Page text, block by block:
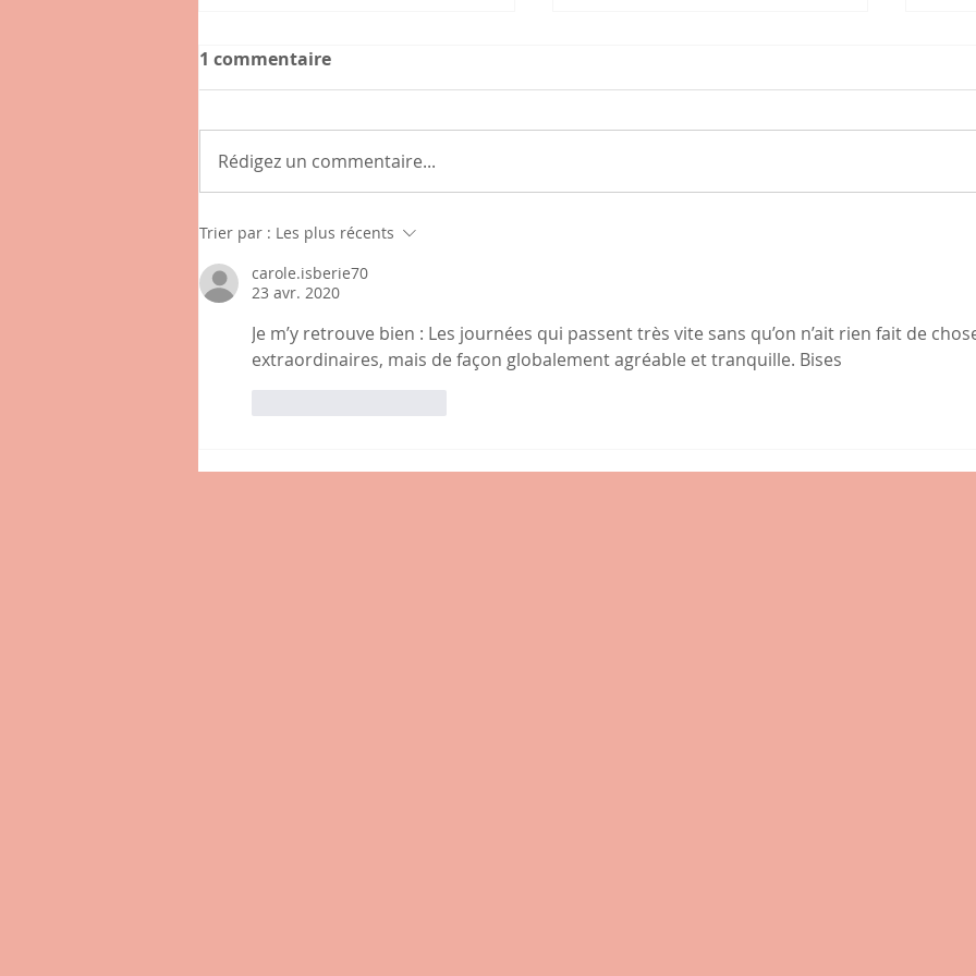
Connaissez-vous l'hybride
la place des Tamaris à
Lissieu ?
1 commentaire
Rédigez un commentaire...
Trier par : Les plus récents
carole.isberie70
23 avr. 2020
Je m’y retrouve bien : Les journées qui passent très vite sans qu’on n’ait rien fait de
extraordinaires, mais de façon globalement agréable et tranquille. Bises